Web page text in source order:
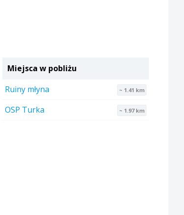
Miejsca w pobliżu
Ruiny młyna
~ 1.41 km
OSP Turka ~ 1.97 km